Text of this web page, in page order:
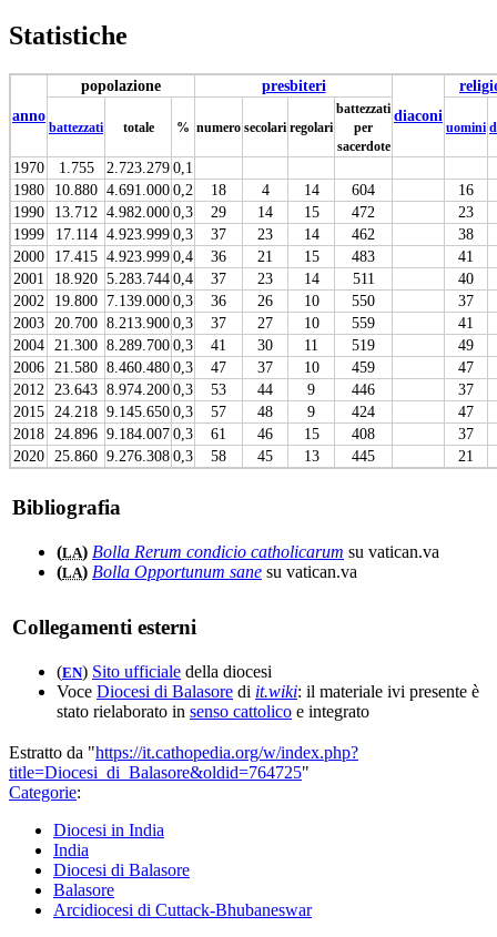
Statistiche
anno
popolazione
presbiteri
diaconi
battezzati totale % numero secolari regolari
battezzati
per
sacerdote
uomini
1970 1.755 2.723.2790,1
1980
10.880 4.691.0000,2 18 4 14 604
16
1990
13.712 4.982.0000,3 29 14 15 472
23
1999
17.114 4.923.9990,3 37 23 14 462 38
2000
17.415 4.923.9990,4 36 21 15 483 41
2001
18.920 5.283.7440,4 37 23 14 511 40
2002
19.800 7.139.0000,3 36 26 10 550 37
2003
20.700 8.213.9000,3 37 27 10 559 41
2004
21.300 8.289.7000,3 41 30 11 519 49
2006
21.580 8.460.4800,3 47 37 10 459 47
2012
23.643 8.974.2000,3 53 44 9 446 37
2015
24.218 9.145.6500,3 57 48 9 424 47
2018
24.896 9.184.0070,3 61 46 15 408 37
2020
25.860 9.276.3080,3 58 45 13 445 21
Bibliografia
(LA) Bolla Rerum condicio catholicarum su vatican.va
(LA) Bolla Opportunum sane su vatican.va
Collegamenti esterni
(EN) Sito ufficiale della diocesi
Voce Diocesi di Balasore di it.wiki: il materiale ivi presente è
stato rielaborato in senso cattolico e integrato
Estratto da "https://it.cathopedia.org/w/index.php?
title=Diocesi_di_Balasore&oldid=764725"
Categorie:
Diocesi in India
India
Diocesi di Balasore
Balasore
Arcidiocesi di Cuttack-Bhubaneswar